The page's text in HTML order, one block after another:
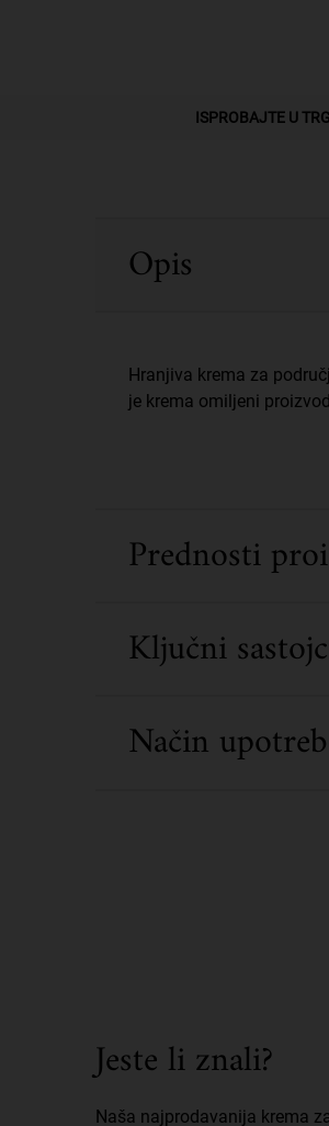
ISPROBAJTE U
Opis
Hranjiva krema za
je krema omiljeni
Prednosti
Ključni
Način
Jeste li znali?
Naša najprodavanija krema